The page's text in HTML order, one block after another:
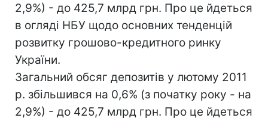
2,9%) - до 425,7 млрд грн. Про це йдеться
в огляді НБУ щодо основних тенденцій
розвитку грошово-кредитного ринку
України.
Загальний обсяг депозитів у лютому 2011
р. збільшився на 0,6% (з початку року - на
2,9%) - до 425,7 млрд грн. Про це йдеться